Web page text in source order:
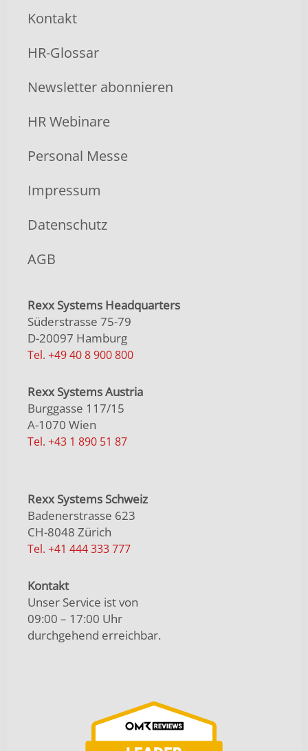
Kontakt
HR-Glossar
Newsletter abonnieren
HR Webinare
Personal Messe
Impressum
Datenschutz
AGB
Rexx Systems Headquarters
Süderstrasse 75-79
D-20097 Hamburg
Tel. +49 40 8 900 800
Rexx Systems Austria
Burggasse 117/15
A-1070 Wien
Tel. +43 1 890 51 87
Rexx Systems Schweiz
Badenerstrasse 623
CH-8048 Zürich
Tel. +41 444 333 777
Kontakt
Unser Service ist von
09:00 – 17:00 Uhr
durchgehend erreichbar.